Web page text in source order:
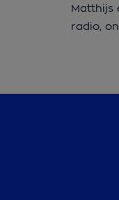
Matthijs
radio,